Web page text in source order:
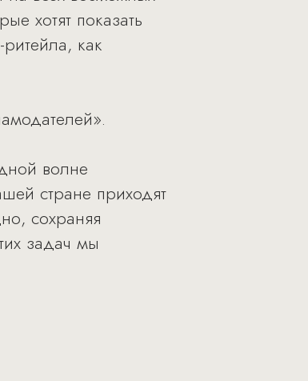
хотят показать
как
волне
стране приходят
сохраняя
задач мы